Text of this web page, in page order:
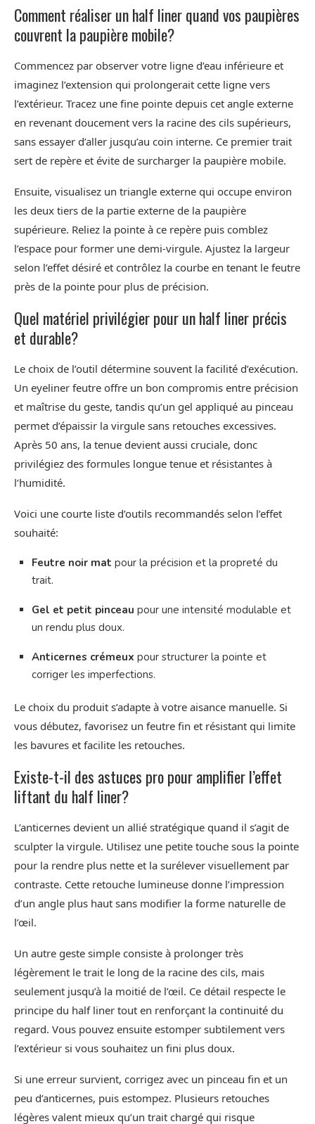
Comment réaliser un half liner quand vos paupières
couvrent la paupière mobile?
Commencez par observer votre ligne d’eau inférieure et
imaginez l’extension qui prolongerait cette ligne vers
l’extérieur. Tracez une fine pointe depuis cet angle externe
en revenant doucement vers la racine des cils supérieurs,
sans essayer d’aller jusqu’au coin interne. Ce premier trait
sert de repère et évite de surcharger la paupière mobile.
Ensuite, visualisez un triangle externe qui occupe environ
les deux tiers de la partie externe de la paupière
supérieure. Reliez la pointe à ce repère puis comblez
l’espace pour former une demi-virgule. Ajustez la largeur
selon l’effet désiré et contrôlez la courbe en tenant le feutre
près de la pointe pour plus de précision.
Quel matériel privilégier pour un half liner précis
et durable?
Le choix de l’outil détermine souvent la facilité d’exécution.
Un eyeliner feutre offre un bon compromis entre précision
et maîtrise du geste, tandis qu’un gel appliqué au pinceau
permet d’épaissir la virgule sans retouches excessives.
Après 50 ans, la tenue devient aussi cruciale, donc
privilégiez des formules longue tenue et résistantes à
l’humidité.
Voici une courte liste d’outils recommandés selon l’effet
souhaité:
Feutre noir mat pour la précision et la propreté du
trait.
Gel et petit pinceau pour une intensité modulable et
un rendu plus doux.
Anticernes crémeux pour structurer la pointe et
corriger les imperfections.
Le choix du produit s’adapte à votre aisance manuelle. Si
vous débutez, favorisez un feutre fin et résistant qui limite
les bavures et facilite les retouches.
Existe-t-il des astuces pro pour amplifier l’effet
liftant du half liner?
L’anticernes devient un allié stratégique quand il s’agit de
sculpter la virgule. Utilisez une petite touche sous la pointe
pour la rendre plus nette et la surélever visuellement par
contraste. Cette retouche lumineuse donne l’impression
d’un angle plus haut sans modifier la forme naturelle de
l’œil.
Un autre geste simple consiste à prolonger très
légèrement le trait le long de la racine des cils, mais
seulement jusqu’à la moitié de l’œil. Ce détail respecte le
principe du half liner tout en renforçant la continuité du
regard. Vous pouvez ensuite estomper subtilement vers
l’extérieur si vous souhaitez un fini plus doux.
Si une erreur survient, corrigez avec un pinceau fin et un
peu d’anticernes, puis estompez. Plusieurs retouches
légères valent mieux qu’un trait chargé qui risque